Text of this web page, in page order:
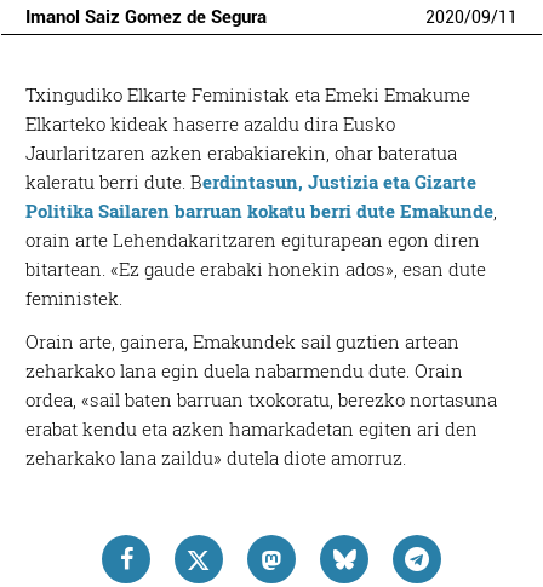
Imanol Saiz Gomez de Segura 2020/09/11
Txingudiko Elkarte Feministak eta Emeki Emakume
Elkarteko kideak haserre azaldu dira Eusko
Jaurlaritzaren azken erabakiarekin, ohar bateratua
kaleratu berri dute. Berdintasun, Justizia eta Gizarte
Politika Sailaren barruan kokatu berri dute Emakunde,
orain arte Lehendakaritzaren egiturapean egon diren
bitartean. «Ez gaude erabaki honekin ados», esan dute
feministek.
Orain arte, gainera, Emakundek sail guztien artean
zeharkako lana egin duela nabarmendu dute. Orain
ordea, «sail baten barruan txokoratu, berezko nortasuna
erabat kendu eta azken hamarkadetan egiten ari den
zeharkako lana zaildu» dutela diote amorruz.